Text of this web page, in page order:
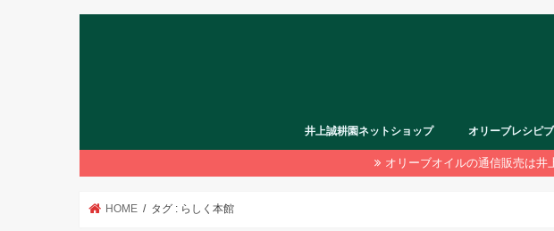
井上誠耕園ネットショップ オリーブレシピ
オリーブオイルの通信販売は井
HOME タグ : らしく本館